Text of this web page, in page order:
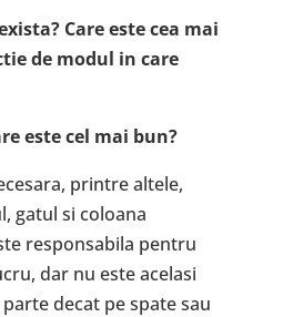
Care este cea mai
de modul in care
este cel mai bun?
printre altele,
gatul si coloana
responsabila pentru
dar nu este acelasi
decat pe spate sau